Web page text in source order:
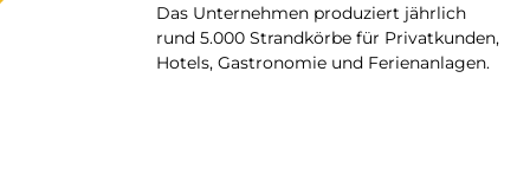
Das Unternehmen produziert jährlich
rund 5.000 Strandkörbe für Privatkunden,
Hotels, Gastronomie und Ferienanlagen.